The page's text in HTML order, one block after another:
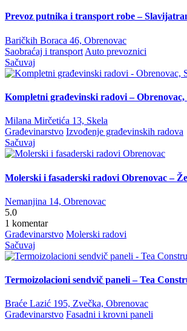
Prevoz putnika i transport robe –
Baričkih Boraca 46, Obrenovac
Saobraćaj i transport Auto prevoznici
Sačuvaj
Kompletni građevinski radovi – Obrenovac,
Milana Mirčetića 13, Skela
Građevinarstvo Izvođenje građevinskih radova
Sačuvaj
Molerski i fasaderski radovi Obrenovac –
Nemanjina 14, Obrenovac
5.0
1 komentar
Građevinarstvo Molerski radovi
Sačuvaj
Termoizolacioni sendvič paneli – Tea
Braće Lazić 195, Zvečka, Obrenovac
Građevinarstvo Fasadni i krovni paneli